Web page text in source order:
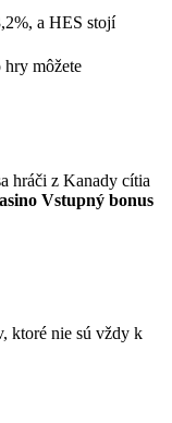
a HES stojí
môžete
hráči z Kanady cítia
Vstupný bonus
ktoré nie sú vždy k